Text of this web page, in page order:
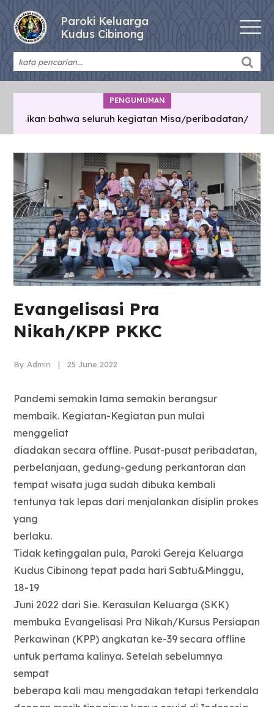
Paroki Keluarga
Kudus Cibinong
PENGUMUMAN
bahwa seluruh kegiatan Misa/peribadatan/
Evangelisasi Pra
Nikah/KPP PKKC
By Admin | 25 June 2022
Pandemi semakin lama semakin berangsur
membaik. Kegiatan-Kegiatan pun mulai
menggeliat
diadakan secara offline. Pusat-pusat peribadatan,
perbelanjaan, gedung-gedung perkantoran dan
tempat wisata juga sudah dibuka kembali
tentunya tak lepas dari menjalankan disiplin prokes
yang
berlaku.
Tidak ketinggalan pula, Paroki Gereja Keluarga
Kudus Cibinong tepat pada hari Sabtu&Minggu,
18-19
Juni 2022 dari Sie. Kerasulan Keluarga (SKK)
membuka Evangelisasi Pra Nikah/Kursus Persiapan
Perkawinan (KPP) angkatan ke-39 secara offline
untuk pertama kalinya. Setelah sebelumnya
sempat
beberapa kali mau mengadakan tetapi terkendala